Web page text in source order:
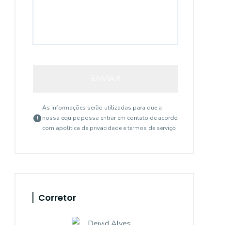
As informações serão utilizadas para que a
nossa equipe possa entrar em contato de acordo
com apolítica de privacidade e termos de serviço
Corretor